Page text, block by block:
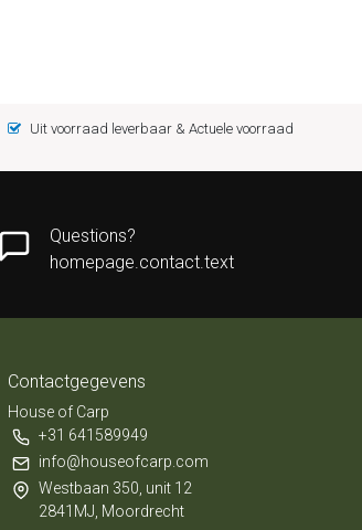
Uit voorraad leverbaar & Actuele voorraad
Questions?
homepage.contact.text
Contactgegevens
House of Carp
+31 641589949
info@houseofcarp.com
Westbaan 350, unit 12
2841MJ, Moordrecht